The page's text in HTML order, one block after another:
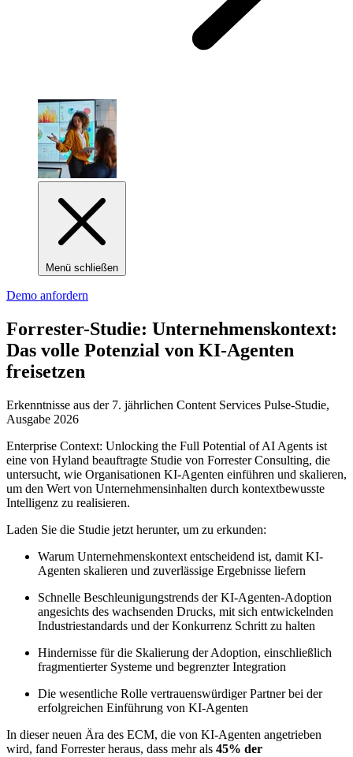
Menü schließen
Demo anfordern
Forrester-Studie: Unternehmenskontext:
Das volle Potenzial von KI-Agenten
freisetzen
Erkenntnisse aus der 7. jährlichen Content Services Pulse-Studie,
Ausgabe 2026
Enterprise Context: Unlocking the Full Potential of AI Agents ist
eine von Hyland beauftragte Studie von Forrester Consulting, die
untersucht, wie Organisationen KI-Agenten einführen und skalieren,
um den Wert von Unternehmensinhalten durch kontextbewusste
Intelligenz zu realisieren.
Laden Sie die Studie jetzt herunter, um zu erkunden:
Warum Unternehmenskontext entscheidend ist, damit KI-
Agenten skalieren und zuverlässige Ergebnisse liefern
Schnelle Beschleunigungstrends der KI-Agenten-Adoption
angesichts des wachsenden Drucks, mit sich entwickelnden
Industriestandards und der Konkurrenz Schritt zu halten
Hindernisse für die Skalierung der Adoption, einschließlich
fragmentierter Systeme und begrenzter Integration
Die wesentliche Rolle vertrauenswürdiger Partner bei der
erfolgreichen Einführung von KI-Agenten
In dieser neuen Ära des ECM, die von KI-Agenten angetrieben
wird, fand Forrester heraus, dass mehr als 45% der